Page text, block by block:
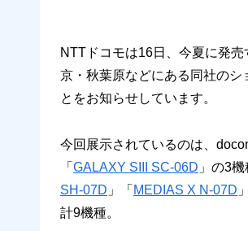
NTTドコモは16日、今夏に発売
京・秋葉原などにある同社のシ
とをお知らせしています。
今回展示されているのは、
「 GALAXY SIII SC-06D 」の3
SH-07D 」「 MEDIAS X N-07D
計9機種。